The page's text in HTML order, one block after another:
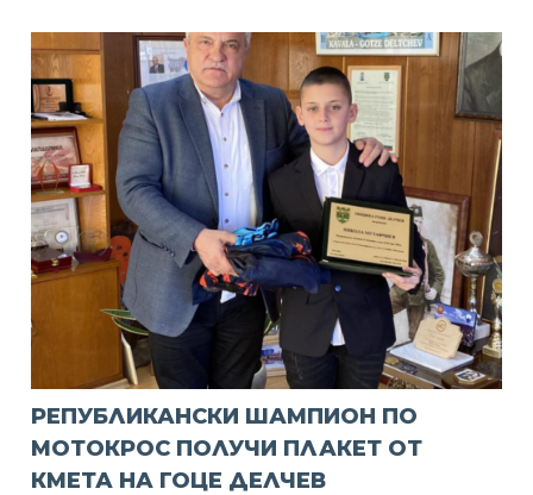
РЕПУБЛИКАНСКИ ШАМПИОН ПО
МОТОКРОС ПОЛУЧИ ПЛАКЕТ ОТ
КМЕТА НА ГОЦЕ ДЕЛЧЕВ